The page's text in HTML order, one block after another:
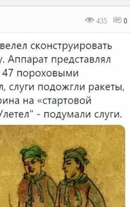
435 0